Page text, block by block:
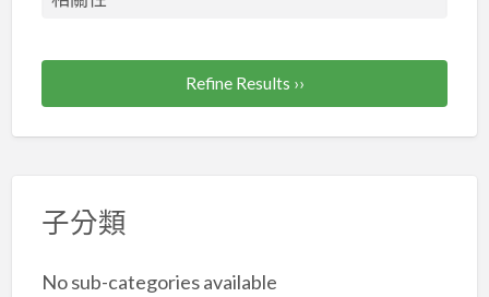
Refine Results ››
子分類
No sub-categories available